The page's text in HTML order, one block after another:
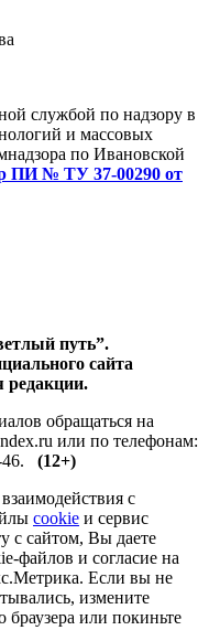
службой по надзору в
и массовых
по Ивановской
ПИ № ТУ 37-00290 от
путь”.
сайта
редакции.
обращаться на
или по телефонам:
46. (12+)
с
cookie и сервис
с сайтом, Вы даете
файлов и согласие на
Если вы не
измените
браузера или покиньте